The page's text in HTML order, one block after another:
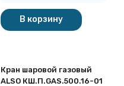
В корзину
Кран шаровой газовый
ALSO КШ.П.GAS.500.16-01